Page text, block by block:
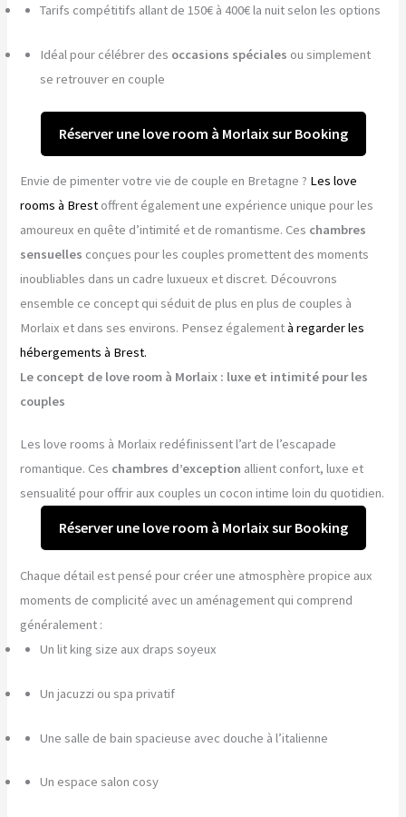
Tarifs compétitifs allant de 150€ à 400€ la nuit selon les options
Idéal pour célébrer des occasions spéciales ou simplement
se retrouver en couple
Réserver une love room à Morlaix sur Booking
Envie de pimenter votre vie de couple en Bretagne ? Les love
rooms à Brest offrent également une expérience unique pour les
amoureux en quête d’intimité et de romantisme. Ces chambres
sensuelles conçues pour les couples promettent des moments
inoubliables dans un cadre luxueux et discret. Découvrons
ensemble ce concept qui séduit de plus en plus de couples à
Morlaix et dans ses environs. Pensez égalementà regarder les
hébergements à Brest.
Le concept de love room à Morlaix : luxe et intimité pour les
couples
Les love rooms à Morlaix redéfinissent l’art de l’escapade
romantique. Ces chambres d’exception allient confort, luxe et
sensualité pour offrir aux couples un cocon intime loin du quotidien.
Réserver une love room à Morlaix sur Booking
Chaque détail est pensé pour créer une atmosphère propice aux
moments de complicité avec un aménagement qui comprend
généralement :
Un lit king size aux draps soyeux
Un jacuzzi ou spa privatif
Une salle de bain spacieuse avec douche à l’italienne
Un espace salon cosy